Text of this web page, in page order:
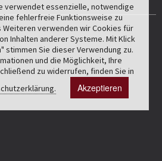
verwendet essenzielle, notwendige
fehlerfreie Funktionsweise zu
Weiteren verwenden wir Cookies für
Inhalten anderer Systeme. Mit Klick
stimmen Sie dieser Verwendung zu.
und die Möglichkeit, Ihre
zu widerrufen, finden Sie in
Akzeptieren